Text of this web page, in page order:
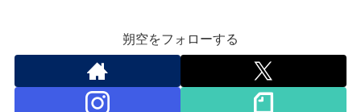
朔空をフォローする